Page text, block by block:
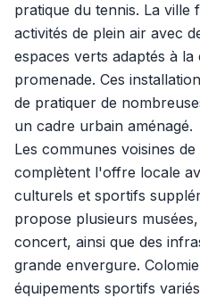
pratique du tennis. La ville
activités de plein air avec
espaces verts adaptés à
promenade. Ces
de pratiquer de
un cadre urbain aménagé.
Les communes voisines
complètent l'offre locale
culturels et sportifs
propose plusieurs
concert, ainsi que des
grande envergure.
équipements sportifs